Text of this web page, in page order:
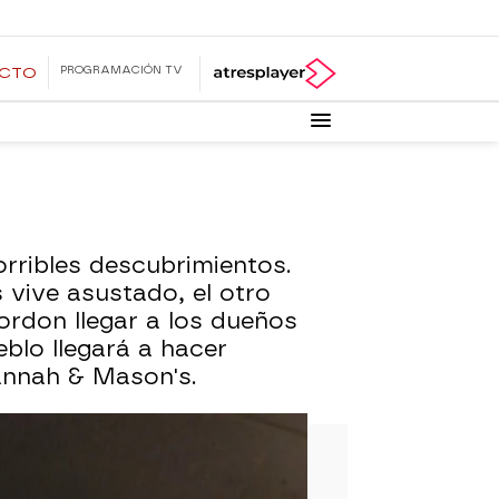
PROGRAMACIÓN TV
descubrimientos.
vive asustado, el otro
llegar a los dueños
llegará a hacer
& Mason's.